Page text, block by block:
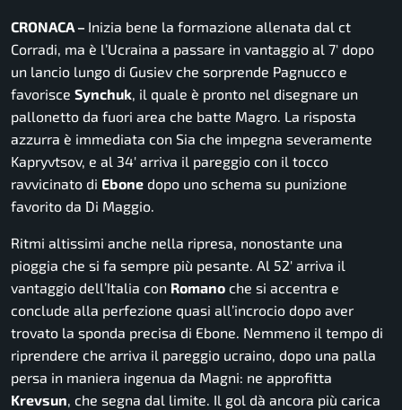
CRONACA – Inizia bene la formazione allenata dal ct
Corradi, ma è l’Ucraina a passare in vantaggio al 7′ dopo
un lancio lungo di Gusiev che sorprende Pagnucco e
favorisce Synchuk, il quale è pronto nel disegnare un
pallonetto da fuori area che batte Magro. La risposta
azzurra è immediata con Sia che impegna severamente
Kapryvtsov, e al 34′ arriva il pareggio con il tocco
ravvicinato di Ebone dopo uno schema su punizione
favorito da Di Maggio.
Ritmi altissimi anche nella ripresa, nonostante una
pioggia che si fa sempre più pesante. Al 52′ arriva il
vantaggio dell’Italia con Romano che si accentra e
conclude alla perfezione quasi all’incrocio dopo aver
trovato la sponda precisa di Ebone. Nemmeno il tempo di
riprendere che arriva il pareggio ucraino, dopo una palla
persa in maniera ingenua da Magni: ne approfitta
Krevsun, che segna dal limite. Il gol dà ancora più carica